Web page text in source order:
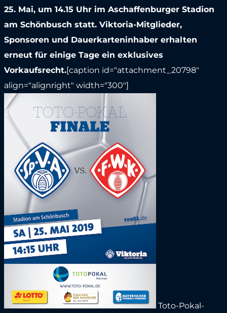
25. Mai, um 14.15 Uhr im Aschaffenburger Stadion
am Schönbusch statt. Viktoria-Mitglieder,
Sponsoren und Dauerkarteninhaber erhalten
erneut für einige Tage ein exklusives
Vorkaufsrecht.[caption id="attachment_20798"
align="alignright" width="300"]
Toto-Pokal-